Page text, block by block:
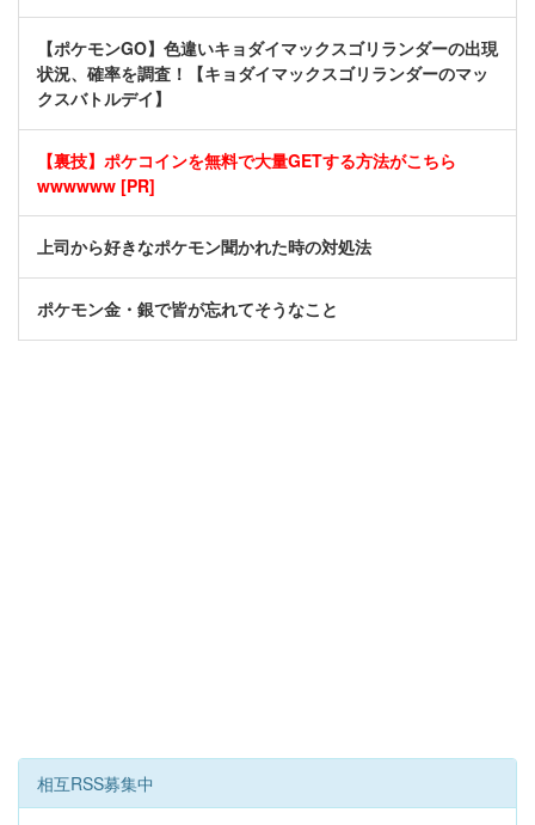
【ポケモンGO】色違いキョダイマックスゴリランダーの出現
状況、確率を調査！【キョダイマックスゴリランダーのマッ
クスバトルデイ】
【裏技】ポケコインを無料で大量GETする方法がこちら
wwwwww [PR]
上司から好きなポケモン聞かれた時の対処法
ポケモン金・銀で皆が忘れてそうなこと
相互RSS募集中